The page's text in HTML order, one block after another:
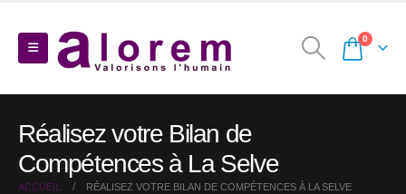
0
Réalisez votre Bilan de
Compétences à La Selve
ACCUEIL RÉALISEZ VOTRE BILAN DE COMPÉTENCES À LA SELVE